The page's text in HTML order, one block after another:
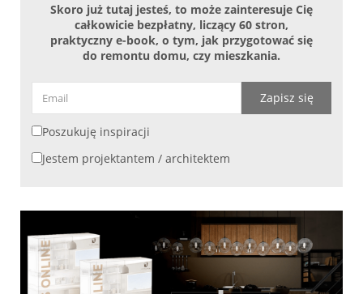
Skoro już tutaj jesteś, to może zainteresuje Cię
całkowicie bezpłatny, liczący 60 stron,
praktyczny e-book, o tym, jak przygotować się
do remontu domu, czy mieszkania.
Zapisz się
Poszukuję inspiracji
Jestem projektantem / architektem